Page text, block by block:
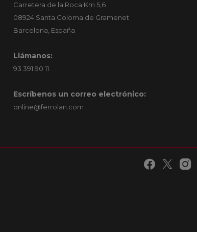
Carretera de la Roca Km 5,6
08924 Santa Coloma de Gramenet
Barcelona, España
Llámanos:
93 391 90 11
Escríbenos un correo electrónico:
online@ferrolan.com